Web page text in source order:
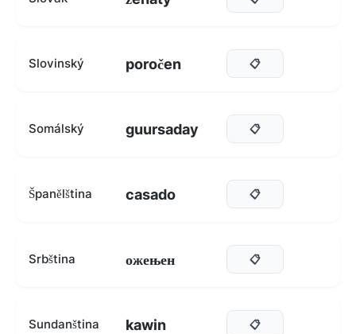
Slovinský poročen 📋
Somálský guursaday 📋
Španělština casado 📋
Srbština ожењен 📋
Sundanština kawin 📋